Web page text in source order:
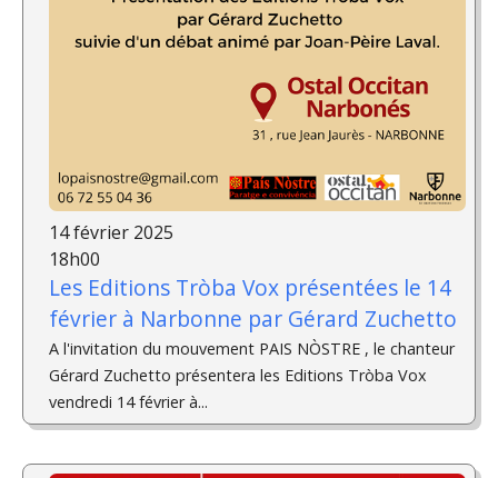
14 février 2025
18h00
Les Editions Tròba Vox présentées le 14
février à Narbonne par Gérard Zuchetto
A l'invitation du mouvement PAIS NÒSTRE , le chanteur
Gérard Zuchetto présentera les Editions Tròba Vox
vendredi 14 février à...